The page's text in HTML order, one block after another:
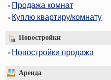
Продажа комнат
Куплю квартиру/комнату
Новостройки
Новостройки продажа
Аренда